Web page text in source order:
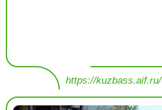
https://kuzbass.aif.ru/